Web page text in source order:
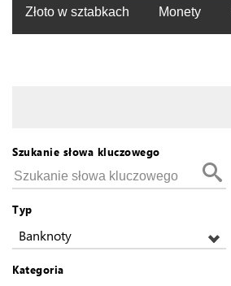
Złoto w sztabkach Monety
Szukanie słowa kluczowego
Typ
Banknoty
Kategoria